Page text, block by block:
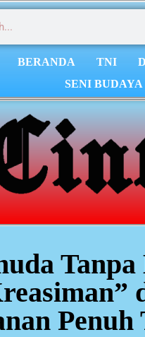
BERANDA TNI
SENI BUDAYA
Penuh